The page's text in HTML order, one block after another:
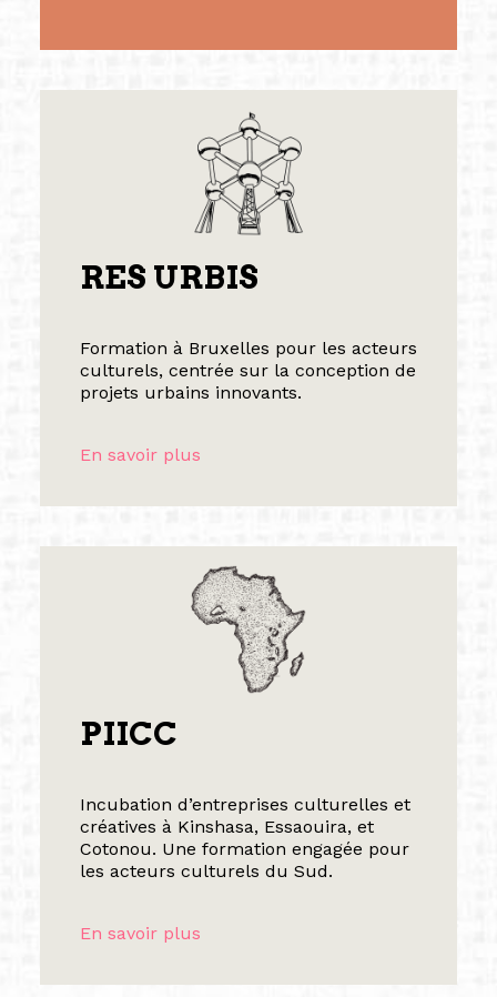
RES URBIS
Formation à Bruxelles pour les acteurs
culturels, centrée sur la conception de
projets urbains innovants.
En savoir plus
PIICC
Incubation d’entreprises culturelles et
créatives à Kinshasa, Essaouira, et
Cotonou. Une formation engagée pour
les acteurs culturels du Sud.
En savoir plus